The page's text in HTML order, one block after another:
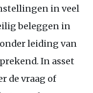
in veel
beleggen in
leiding van
In asset
de vraag of